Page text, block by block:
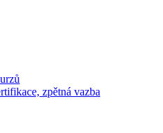
zpětná vazba